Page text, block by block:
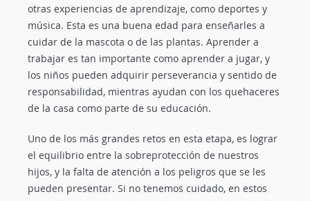
otras experiencias de aprendizaje, como deportes y
música. Esta es una buena edad para enseñarles a
cuidar de la mascota o de las plantas. Aprender a
trabajar es tan importante como aprender a jugar, y
los niños pueden adquirir perseverancia y sentido de
responsabilidad, mientras ayudan con los quehaceres
de la casa como parte de su educación.
Uno de los más grandes retos en esta etapa, es lograr
el equilibrio entre la sobreprotección de nuestros
hijos, y la falta de atención a los peligros que se les
pueden presentar. Si no tenemos cuidado, en estos